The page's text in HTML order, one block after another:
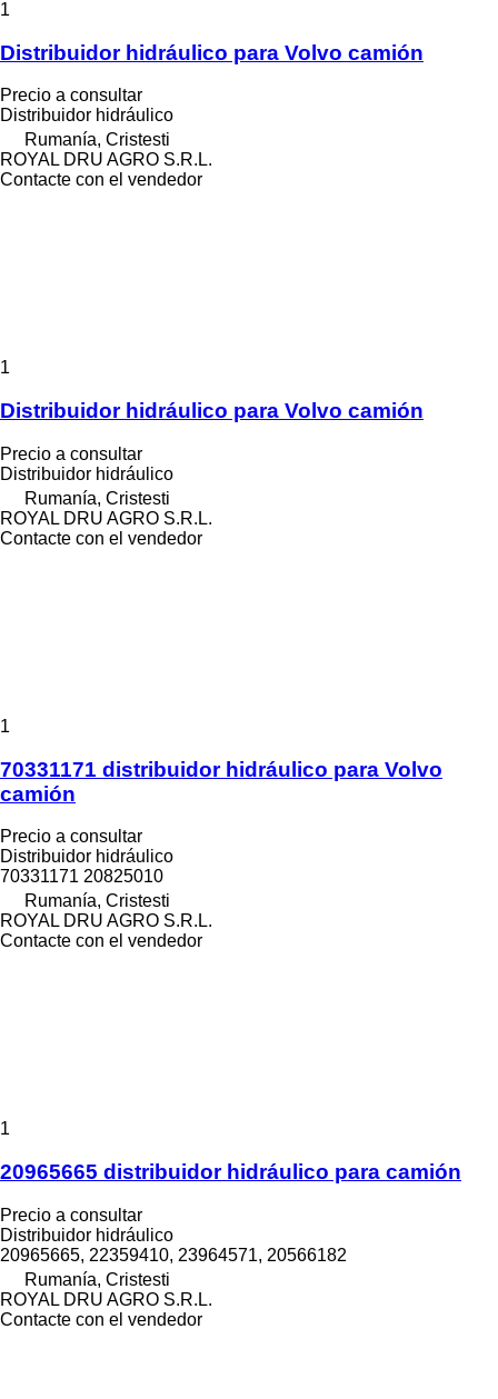
1
Distribuidor hidráulico para Volvo camión
Precio a consultar
Distribuidor hidráulico
Rumanía, Cristesti
ROYAL DRU AGRO S.R.L.
Contacte con el vendedor
1
Distribuidor hidráulico para Volvo camión
Precio a consultar
Distribuidor hidráulico
Rumanía, Cristesti
ROYAL DRU AGRO S.R.L.
Contacte con el vendedor
1
70331171 distribuidor hidráulico para Volvo
camión
Precio a consultar
Distribuidor hidráulico
70331171 20825010
Rumanía, Cristesti
ROYAL DRU AGRO S.R.L.
Contacte con el vendedor
1
20965665 distribuidor hidráulico para camión
Precio a consultar
Distribuidor hidráulico
20965665, 22359410, 23964571, 20566182
Rumanía, Cristesti
ROYAL DRU AGRO S.R.L.
Contacte con el vendedor